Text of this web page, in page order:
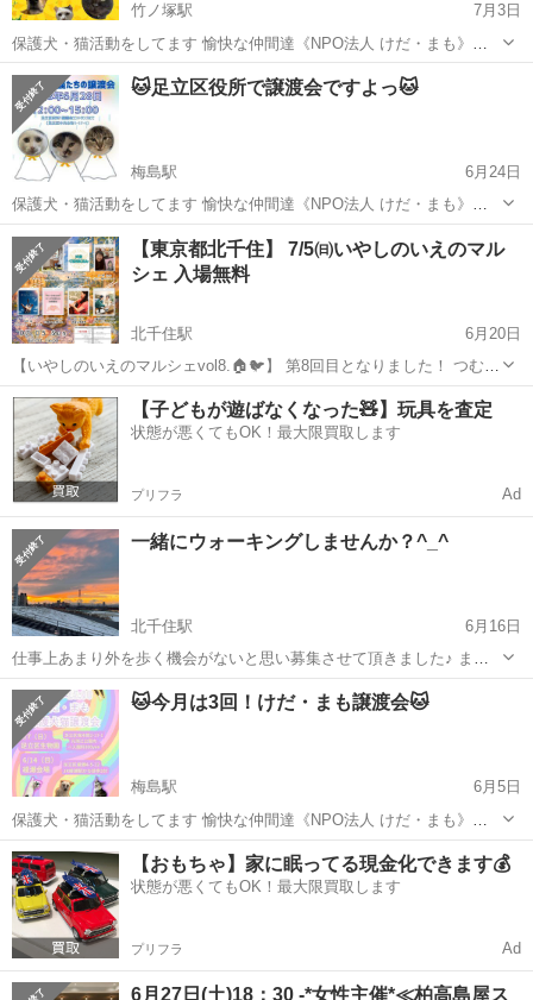
竹ノ塚駅
7月3日
保護犬・猫活動をしてます 愉快な仲間達《NPO法人 けだ・まも》で
す😺 足立区行政とも連携しTNRに取り組み 日々 猫中心に走り回って
ます😆 保護猫の魅力と活動を皆さんに知って頂きたい！そして 保護っ
子達を紹介し ご縁...
東京 足立区 竹ノ塚駅 その他 会場
🐱足立区役所で譲渡会ですよっ🐱
梅島駅
6月24日
保護犬・猫活動をしてます 愉快な仲間達《NPO法人 けだ・まも》で
す😺 足立区行政とも連携しTNRに取り組み 日々 猫中心に走り回って
ます😆 保護猫の魅力と活動を皆さんに知って頂きたい！そして 保護っ
子達を紹介し ご縁...
東京 足立区 梅島駅 その他
【東京都北千住】 7/5㈰いやしのいえのマル
シェ 入場無料
北千住駅
6月20日
【いやしのいえのマルシェvol8.🏠️🐦️】 第8回目となりました！ つむぎ
日和での いやしのいえのマルシェ開催✨️ 占いがやヒーリングが充実し
た マルシェになります😊 腸もみに頭蓋仙骨調整 どれもお得に受...
東京 足立区 北千住駅 その他 マルシェ
【子どもが遊ばなくなった🧸】玩具を査定
状態が悪くてもOK！最大限買取します
プリフラ Ad
一緒にウォーキングしませんか？^_^
北千住駅
6月16日
仕事上あまり外を歩く機会がないと思い募集させて頂きました♪ ま
た、歩きながら雑談して、いろんな情報交換など出来ればと思ってま
す＼(^o^)／ 普段はコーヒー飲まない人ですが、 時々美味しいコーヒー
が飲みたくなります☕️✨...
東京 足立区 北千住駅 その他 ソフトテニス
🐱今月は3回！けだ・まも譲渡会🐱
梅島駅
6月5日
保護犬・猫活動をしてます 愉快な仲間達《NPO法人 けだ・まも》で
す😺 足立区行政とも連携しTNRに取り組み 日々 猫中心に走り回って
ます😆 保護猫の魅力と活動を皆さんに知って頂きたい！そして 保護っ
子達を紹介し ご縁...
東京 足立区 梅島駅 その他
【おもちゃ】家に眠ってる現金化できます💰
状態が悪くてもOK！最大限買取します
プリフラ Ad
6月27日(土)18：30 -*女性主催*≪柏高島屋ス